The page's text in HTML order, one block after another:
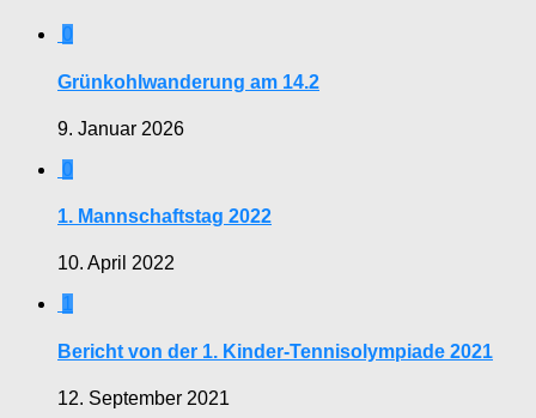
0
Grünkohlwanderung am 14.2
9. Januar 2026
0
1. Mannschaftstag 2022
10. April 2022
1
Bericht von der 1. Kinder-Tennisolympiade 2021
12. September 2021